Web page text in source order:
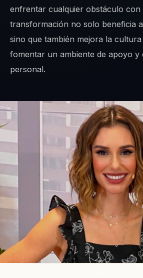
enfrentar cualquier obstáculo con
transformación no solo beneficia
sino que también mejora la
fomentar un ambiente de apoyo y
personal.